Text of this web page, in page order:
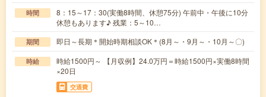
時間
8：15～17：30(実働8時間、休憩75分) 午前中・午後に10分
休憩もあります♪ 残業：5～10…
期間 即日～長期＊開始時期相談OK＊(8月～・9月～・10月～〇)
時給
時給1500円～ 【月収例】24.0万円＝時給1500円×実働8時間
×20日
交通費